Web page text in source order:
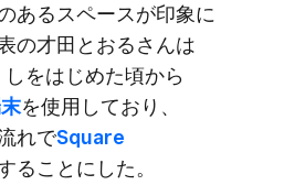
ある​スペースが​印象に​
の​才田とおるさんは​
を​はじめた​頃から​
を​使用しており、​
れで​Square
る​ことにした。​